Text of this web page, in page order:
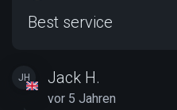
Best service
JH Jack H.
vor 5 Jahren